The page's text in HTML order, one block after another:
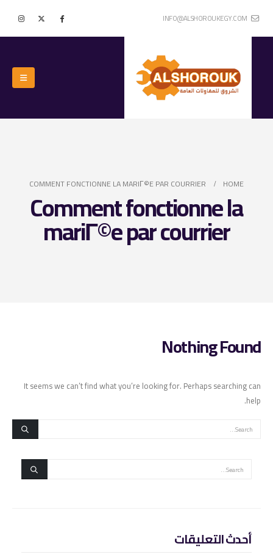
INFO@ALSHOROUKEGY.COM
HOME
COMMENT FONCTIONNE LA MARIГ©E PAR COURRIER
Comment fonctionne la
mariГ©e par courrier
Nothing Found
It seems we can’t find what you’re looking for. Perhaps searching can
help.
أحدث التعليقات